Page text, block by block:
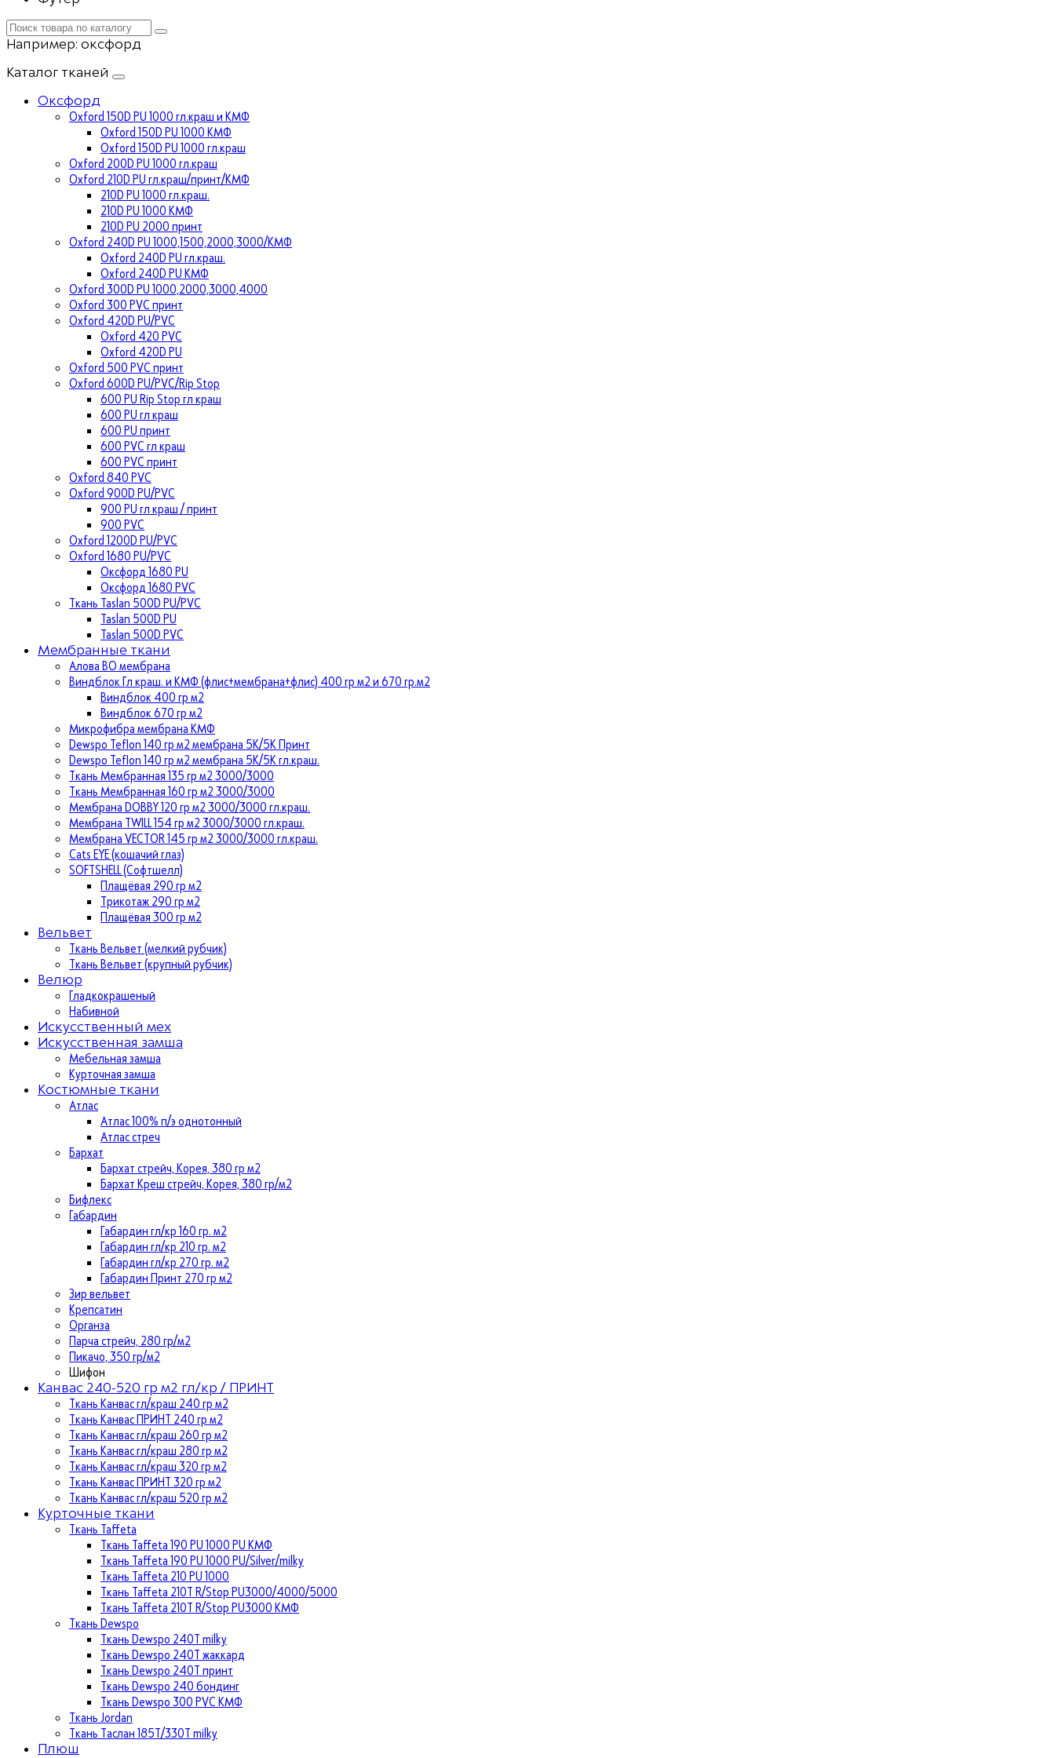
Например: оксфорд
Каталог тканей
Оксфорд
Oxford 150D PU 1000 гл.краш и КМФ
Oxford 150D PU 1000 КМФ
Oxford 150D PU 1000 гл.краш
Oxford 200D PU 1000 гл.краш
Oxford 210D PU гл.краш/принт/КМФ
210D PU 1000 гл.краш.
210D PU 1000 КМФ
210D PU 2000 принт
Oxford 240D PU 1000,1500,2000,3000/КМФ
Oxford 240D PU гл.краш.
Oxford 240D PU КМФ
Oxford 300D PU 1000,2000,3000,4000
Oxford 300 PVC принт
Oxford 420D PU/PVC
Oxford 420 PVC
Oxford 420D PU
Oxford 500 PVC принт
Oxford 600D PU/PVC/Rip Stop
600 PU Rip Stop гл краш
600 PU гл краш
600 PU принт
600 PVC гл краш
600 PVC принт
Oxford 840 PVC
Oxford 900D PU/PVC
900 PU гл краш / принт
900 PVC
Oxford 1200D PU/PVC
Oxford 1680 PU/PVC
Оксфорд 1680 PU
Оксфорд 1680 PVC
Ткань Taslan 500D PU/PVC
Taslan 500D PU
Taslan 500D PVC
Мембранные ткани
Алова ВО мембрана
Виндблок Гл краш. и КМФ (флис+мембрана+флис) 400 гр м2 и 670 гр.м2
Виндблок 400 гр м2
Виндблок 670 гр м2
Микрофибра мембрана КМФ
Dewspo Teflon 140 гр м2 мембрана 5К/5К Принт
Dewspo Teflon 140 гр м2 мембрана 5К/5К гл.краш.
Ткань Мембранная 135 гр м2 3000/3000
Ткань Мембранная 160 гр м2 3000/3000
Мембрана DOBBY 120 гр м2 3000/3000 гл.краш.
Мембрана TWILL 154 гр м2 3000/3000 гл.краш.
Мембрана VECTOR 145 гр м2 3000/3000 гл.краш.
Cats EYE (кошачий глаз)
SOFTSHELL (Софтшелл)
Плащёвая 290 гр м2
Трикотаж 290 гр м2
Плащёвая 300 гр м2
Вельвет
Ткань Вельвет (мелкий рубчик)
Ткань Вельвет (крупный рубчик)
Велюр
Гладкокрашеный
Набивной
Искусственный мех
Искусственная замша
Мебельная замша
Курточная замша
Костюмные ткани
Атлас
Атлас 100% п/э однотонный
Атлас стреч
Бархат
Бархат стрейч, Корея, 380 гр м2
Бархат Креш стрейч, Корея, 380 гр/м2
Бифлекс
Габардин
Габардин гл/кр 160 гр. м2
Габардин гл/кр 210 гр. м2
Габардин гл/кр 270 гр. м2
Габардин Принт 270 гр м2
Зир вельвет
Крепсатин
Органза
Парча стрейч, 280 гр/м2
Пикачо, 350 гр/м2
Шифон
Канвас 240-520 гр м2 гл/кр / ПРИНТ
Ткань Канвас гл/краш 240 гр м2
Ткань Канвас ПРИНТ 240 гр м2
Ткань Канвас гл/краш 260 гр м2
Ткань Канвас гл/краш 280 гр м2
Ткань Канвас гл/краш 320 гр м2
Ткань Канвас ПРИНТ 320 гр м2
Ткань Канвас гл/краш 520 гр м2
Курточные ткани
Ткань Taffeta
Ткань Taffeta 190 PU 1000 PU КМФ
Ткань Taffeta 190 PU 1000 PU/Silver/milky
Ткань Taffeta 210 PU 1000
Ткань Taffeta 210Т R/Stop PU3000/4000/5000
Ткань Taffeta 210Т R/Stop PU3000 КМФ
Ткань Dewspo
Ткань Dewspo 240Т milky
Ткань Dewspo 240T жаккард
Ткань Dewspo 240Т принт
Ткань Dewspo 240 бондинг
Ткань Dewspo 300 PVC КМФ
Ткань Jordan
Ткань Таслан 185T/330T milky
Плюш